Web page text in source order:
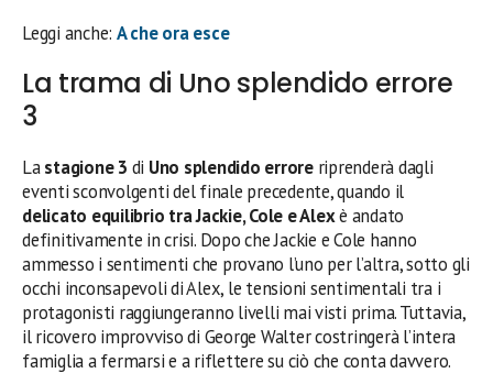
Leggi anche: A che ora esce
La trama di Uno splendido errore
3
Lastagione 3 di Uno splendido erroreriprenderà dagli
eventi sconvolgenti del finale precedente, quando il
delicato equilibrio tra Jackie, Cole e Alexè andato
definitivamente in crisi. Dopo che Jackie e Cole hanno
ammesso i sentimenti che provano l’uno per l’altra, sotto gli
occhi inconsapevoli di Alex, le tensioni sentimentali tra i
protagonisti raggiungeranno livelli mai visti prima. Tuttavia,
il ricovero improvviso di George Walter costringerà l’intera
famiglia a fermarsi e a riflettere su ciò che conta davvero.